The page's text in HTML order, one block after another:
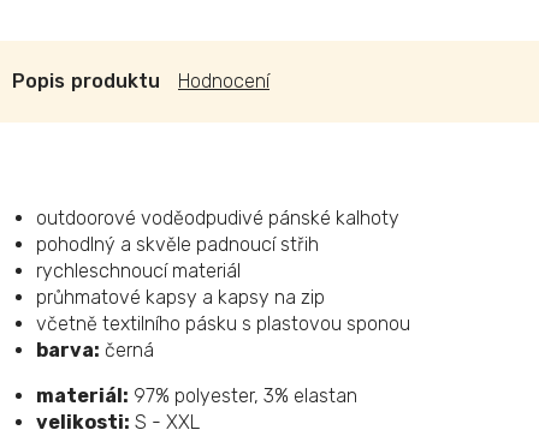
Popis Hodnocení
outdoorové voděodpudivé pánské kalhoty
pohodlný a skvěle padnoucí střih
rychleschnoucí materiál
průhmatové kapsy a kapsy na zip
včetně textilního pásku s plastovou sponou
barva: černá
materiál: 97% polyester, 3% elastan
velikosti: S - XXL